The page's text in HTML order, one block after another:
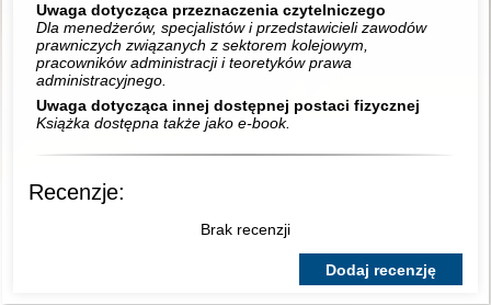
Uwaga dotycząca przeznaczenia czytelniczego
Dla menedżerów, specjalistów i przedstawicieli zawodów
prawniczych związanych z sektorem kolejowym,
pracowników administracji i teoretyków prawa
administracyjnego.
Uwaga dotycząca innej dostępnej postaci fizycznej
Książka dostępna także jako e-book.
Recenzje:
Brak recenzji
Dodaj recenzję